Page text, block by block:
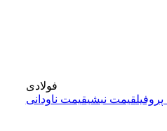
فولادی
قیمت نبشیقیمت ناودانی